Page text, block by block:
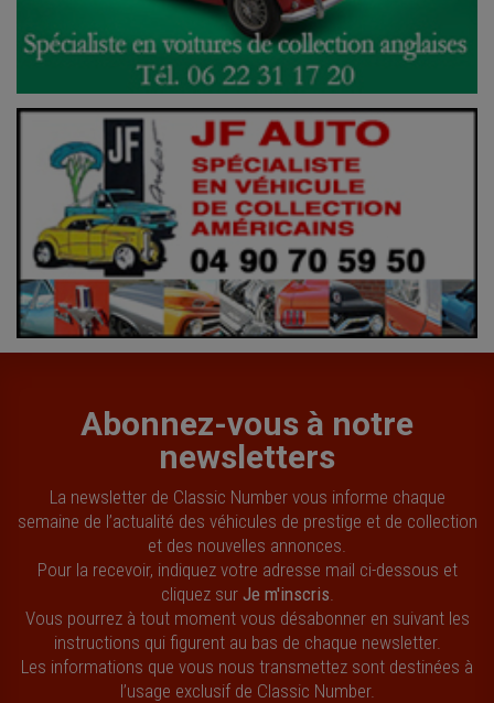
Abonnez-vous à notre
newsletters
La newsletter de Classic Number vous informe chaque
semaine de l’actualité des véhicules de prestige et de collection
et des nouvelles annonces.
Pour la recevoir, indiquez votre adresse mail ci-dessous et
cliquez sur Je m'inscris
Vous pourrez à tout moment vous désabonner en suivant les
instructions qui figurent au bas de chaque newsletter.
Les informations que vous nous transmettez sont destinées à
l’usage exclusif de Classic Number.